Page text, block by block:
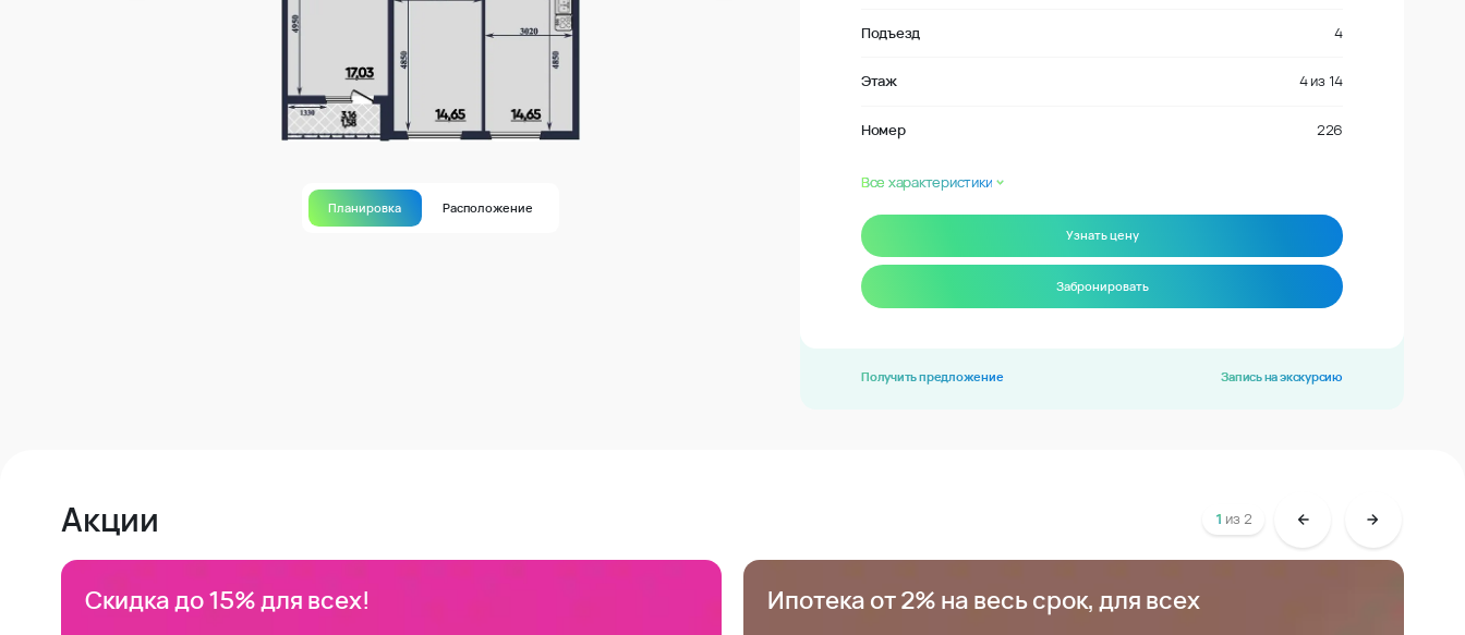
Планировка Расположение
Подъезд 4
Этаж 4из 14
Номер 226
Все характеристики
Узнать цену
Забронировать
Получить предложение Запись на экскурсию
Акции 1 из 2
Скидка до 15% для всех! Ипотека от 2% на весь срок, для всех